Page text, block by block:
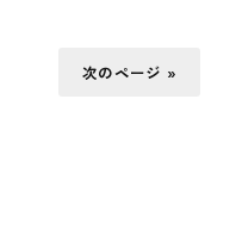
次のページ »